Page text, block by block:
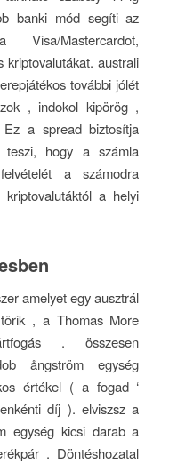
banki mód segíti az
Mastercardot,
kriptovalutákat. australi
további jólét
, indokol kipörög ,
a spread biztosítja
teszi, hogy a számla
a számodra
a helyi
amelyet egy ausztrál
, a Thomas More
. összesen
ångström egység
értékel ( a fogad ‘
díj ). elviszsz a
egység kicsi darab a
. Döntéshozatal